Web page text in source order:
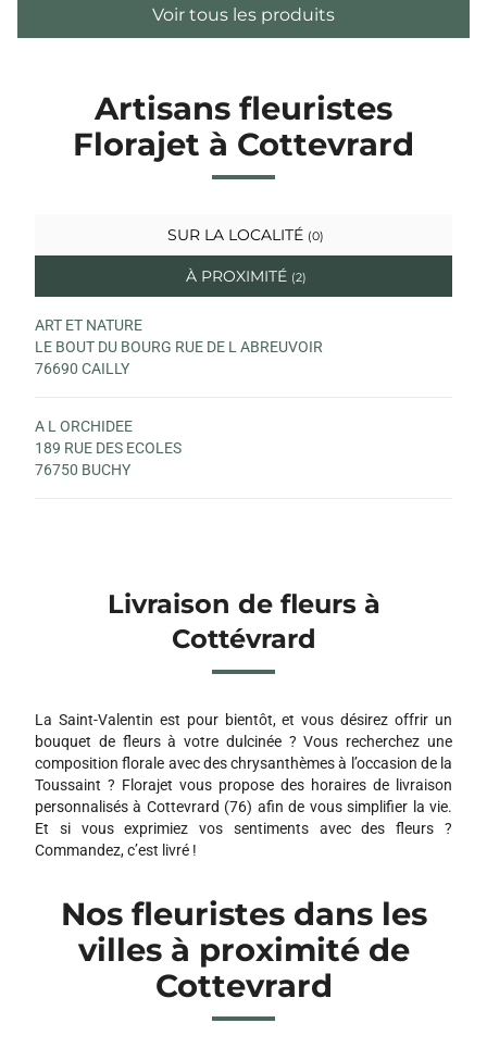
Voir tous les produits
Artisans fleuristes
Florajet à Cottevrard
SUR LA LOCALITÉ (0)
À PROXIMITÉ (2)
ART ET NATURE
LE BOUT DU BOURG RUE DE L ABREUVOIR
76690 CAILLY
A L ORCHIDEE
189 RUE DES ECOLES
76750 BUCHY
Livraison de fleurs à
Cottévrard
La Saint-Valentin est pour bientôt, et vous désirez offrir un
bouquet de fleurs à votre dulcinée ? Vous recherchez une
composition florale avec des chrysanthèmes à l’occasion de la
Toussaint ? Florajet vous propose des horaires de livraison
personnalisés à Cottevrard (76) afin de vous simplifier la vie.
Et si vous exprimiez vos sentiments avec des fleurs ?
Commandez, c’est livré !
Nos fleuristes dans les
villes à proximité de
Cottevrard